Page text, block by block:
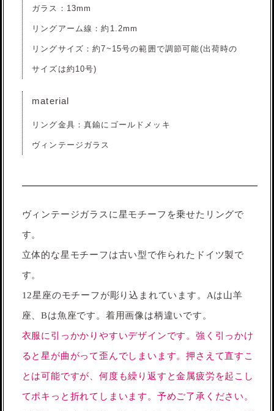
ガラス：13mm
リングアーム線：約1.2mm
リングサイズ：約7~15号の範囲で調節可能(出荷時の
サイズは約10号)
material
リング金具：真鍮にゴールドメッキ
ヴィンテージガラス
ヴィンテージガラスに星モチーフを乗せたリングで
す。
立体的な星モチーフは古い型で作られたドイツ製で
す。
12星座のモチーフが彫り込まれています。Aは山羊
座、Bは魚座です。着用画像は柄違いです。
衣服に引っかかりやすいデザインです。強く引っかけ
ると星が曲がって歪んでしまいます。押さえて直すこ
とは可能ですが、何度も繰り返すと金属疲労を起こし
てポキっと折れてしまいます。予めご了承ください。